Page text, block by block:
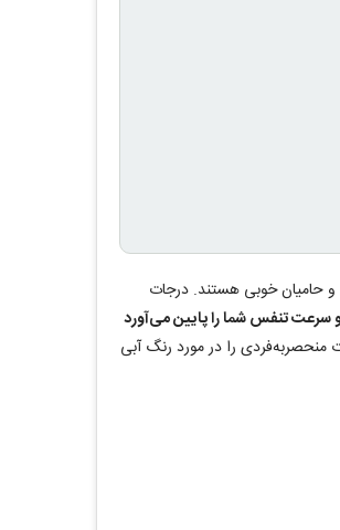
حامیان خوبی هستند. درجات
سرعت تنفس شما را پایین می‌آورد
منحصربه‌فردی را در مورد رنگ آبی